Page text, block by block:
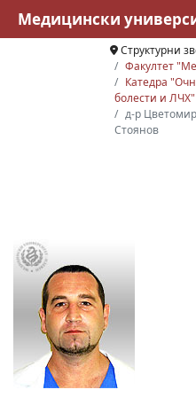
Структурни
Факултет
Катедра
болести и ЛЧХ"
д-р
Стоянов
Медицински